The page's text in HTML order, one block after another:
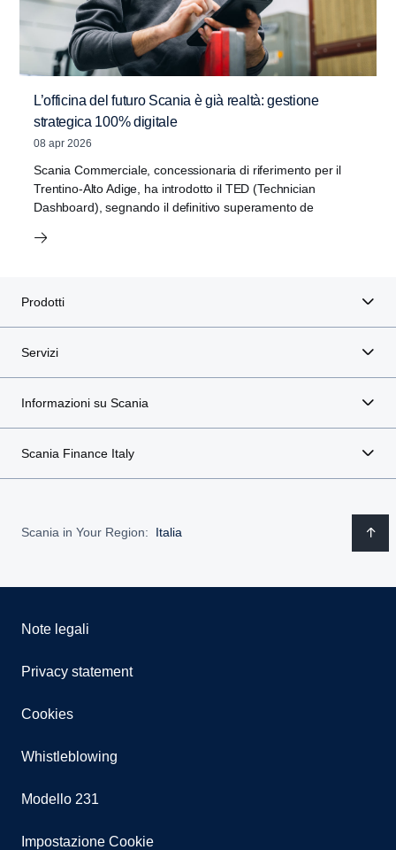
L’officina del futuro Scania è già realtà: gestione
strategica 100% digitale
08 apr 2026
Scania Commerciale, concessionaria di riferimento per il
Trentino-Alto Adige, ha introdotto il TED (Technician
Dashboard), segnando il definitivo superamento de
Prodotti
Servizi
Informazioni su Scania
Scania Finance Italy
Scania in Your Region: Italia
Note legali
Privacy statement
Cookies
Whistleblowing
Modello 231
Impostazione Cookie